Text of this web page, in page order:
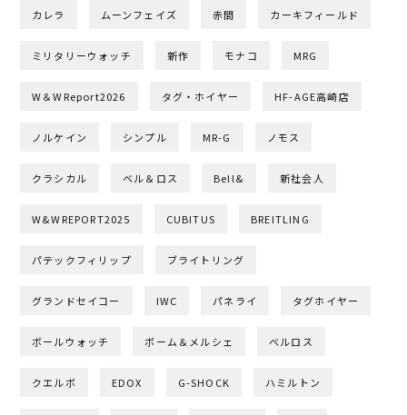
カレラ ムーンフェイズ 赤間 カーキフィールド
ミリタリーウォッチ 新作 モナコ MRG
W＆WReport2026 タグ・ホイヤー HF-AGE高崎店
ノルケイン シンプル MR-G ノモス
クラシカル ベル＆ロス Bell& 新社会人
W&WREPORT2025 CUBITUS BREITLING
パテックフィリップ ブライトリング
グランドセイコー IWC パネライ タグホイヤー
ボールウォッチ ボーム＆メルシェ ベルロス
クエルボ EDOX G-SHOCK ハミルトン